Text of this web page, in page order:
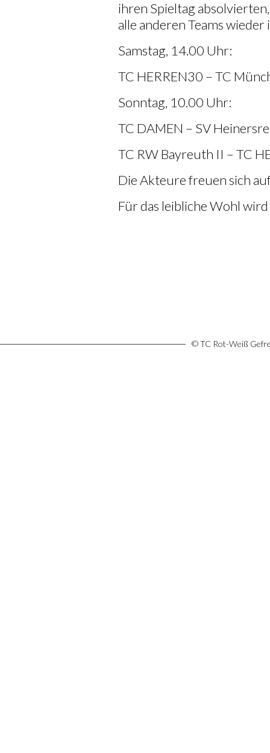
ihren Spieltag
alle anderen Teams wieder
Samstag, 14.00 Uhr:
TC HERREN30 – TC
Sonntag, 10.00 Uhr:
TC DAMEN – SV
TC RW Bayreuth II – TC
Die Akteure freuen sich
Für das leibliche Wohl
© TC Rot-Weiß